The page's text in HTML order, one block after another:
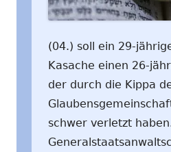
(04.) soll ein 29-
Kasache einen 26-
der durch die Kippa
schwer verletzt